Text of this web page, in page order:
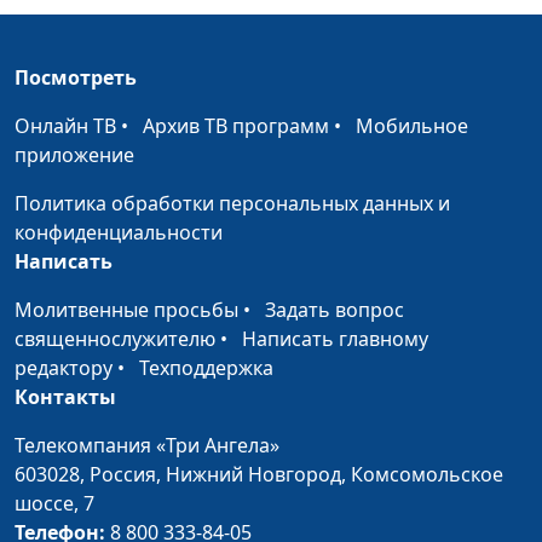
Добрый день (весна) #236
Городок с лоскуток (лето)
После ненастья (осень)
Времена года (весна)
Зовущая даль (зима)
Русская зимушка (зима)
Южный Буг (осень)
Уже скоро (весна)
Тихая заводь (лето)
Тающий вечер (весна)
Софийский парк (осень)
Посмотреть
Онлайн ТВ • Архив ТВ программ • Мобильное
приложение
Политика обработки персональных данных и
конфиденциальности
Написать
Молитвенные просьбы • Задать вопрос
священнослужителю • Написать главному
редактору • Техподдержка
Контакты
Телекомпания «Три Ангела»
603028, Россия, Нижний Новгород, Комсомольское
шоссе, 7
Телефон: 8 800 333-84-05